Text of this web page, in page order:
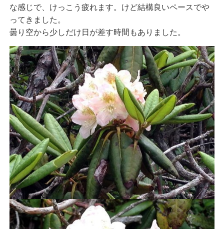
な感じで、けっこう疲れます。けど結構良いペースでや
ってきました。
曇り空から少しだけ日が差す時間もありました。